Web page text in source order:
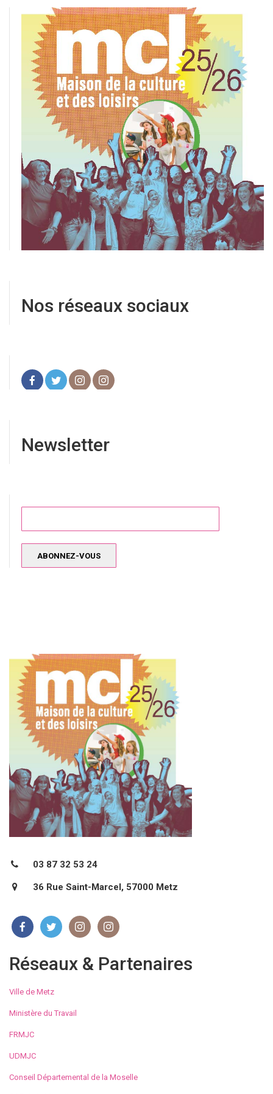
Nos réseaux sociaux
Newsletter
03 87 32 53 24
36 Rue Saint-Marcel, 57000 Metz
Réseaux & Partenaires
Ville de Metz
Ministère du Travail
FRMJC
UDMJC
Conseil Départemental de la Moselle